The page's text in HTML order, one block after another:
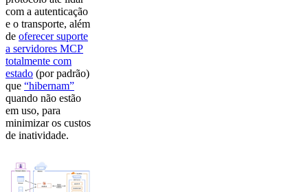
com a autenticação
e o transporte, além
de oferecer suporte
a servidores MCP
totalmente com
estado (por padrão)
que “hibernam”
quando não estão
em uso, para
minimizar os custos
de inatividade.